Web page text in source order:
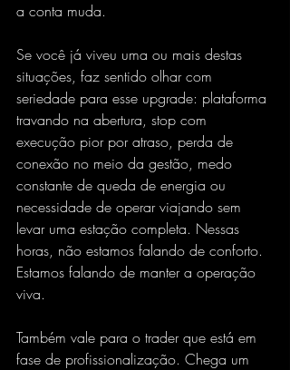
a conta muda.
Se você já viveu uma ou mais destas
situações, faz sentido olhar com
seriedade para esse upgrade: plataforma
travando na abertura, stop com
execução pior por atraso, perda de
conexão no meio da gestão, medo
constante de queda de energia ou
necessidade de operar viajando sem
levar uma estação completa. Nessas
horas, não estamos falando de conforto.
Estamos falando de manter a operação
viva.
Também vale para o trader que está em
fase de profissionalização. Chega um